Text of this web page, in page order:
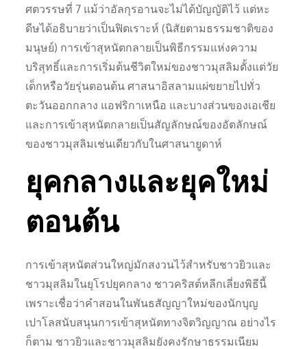
ศตวรรษที่ 7 แม้ว่าอัลกุรอานจะไม่ได้บัญญัติไว้ แต่หะ
ดีษได้อธิบายว่าเป็นฟิตเราะห์ (นิสัยตามธรรมชาติของ
มนุษย์) การเข้าสุหนัตกลายเป็นพิธีกรรมแห่งความ
บริสุทธิ์และการเริ่มต้นชีวิตใหม่ของชาวมุสลิมตั้งแต่วัย
เด็กหรือวัยรุ่นตอนต้น ศาสนาอิสลามแผ่ขยายไปทั่ว
ตะวันออกกลาง แอฟริกาเหนือ และบางส่วนของเอเชีย
และการเข้าสุหนัตกลายเป็นสัญลักษณ์ของอัตลักษณ์
ของชาวมุสลิมเช่นเดียวกับในศาสนายูดาห์
ยุคกลางและยุคใหม่
ตอนต้น
การเข้าสุหนัตส่วนใหญ่มักสงวนไว้สำหรับชาวยิวและ
ชาวมุสลิมในยุโรปยุคกลาง ชาวคริสต์หลีกเลี่ยงพิธีนี้
เพราะเชื่อว่าคำสอนในพันธสัญญาใหม่ของนักบุญ
เปาโลสนับสนุนการเข้าสุหนัตทางจิตวิญญาณ อย่างไร
ก็ตาม ชาวยิวและชาวมุสลิมยังคงรักษาธรรมเนียม